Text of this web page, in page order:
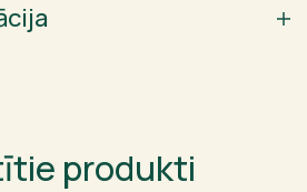
produkti